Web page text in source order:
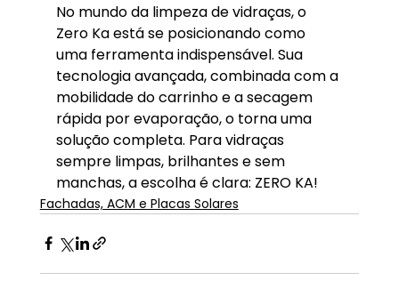
No mundo da limpeza de vidraças, o
Zero Ka está se posicionando como
uma ferramenta indispensável. Sua
tecnologia avançada, combinada com a
mobilidade do carrinho e a secagem
rápida por evaporação, o torna uma
solução completa. Para vidraças
sempre limpas, brilhantes e sem
manchas, a escolha é clara: ZERO KA!
Fachadas, ACM e Placas Solares